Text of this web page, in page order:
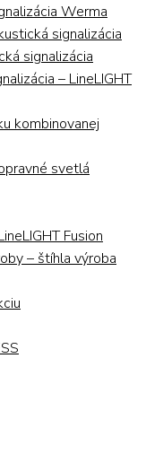
Werma
signalizácia
signalizácia
– LineLIGHT
kombinovanej
svetlá
Fusion
– štíhla výroba